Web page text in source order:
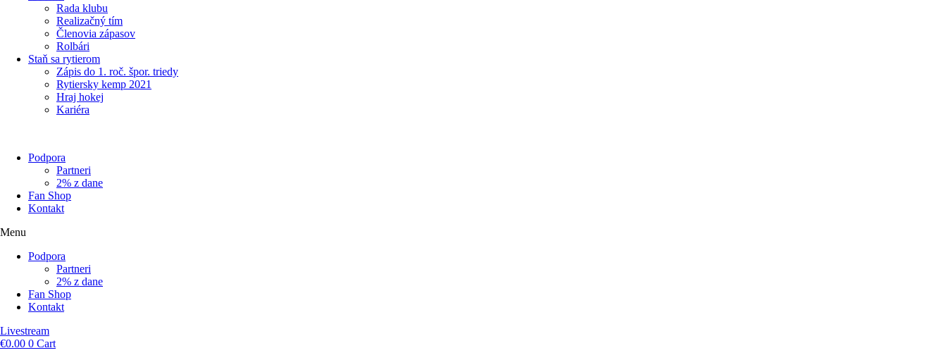
Rada klubu
Realizačný tím
Členovia zápasov
Rolbári
Staň sa rytierom
Zápis do 1. roč. špor. triedy
Rytiersky kemp 2021
Hraj hokej
Kariéra
Podpora
Partneri
2% z dane
Fan Shop
Kontakt
Menu
Podpora
Partneri
2% z dane
Fan Shop
Kontakt
Livestream
€0.00 0 Cart